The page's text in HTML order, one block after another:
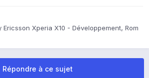
Ericsson Xperia X10 - Développement, Rom
Répondre à ce sujet